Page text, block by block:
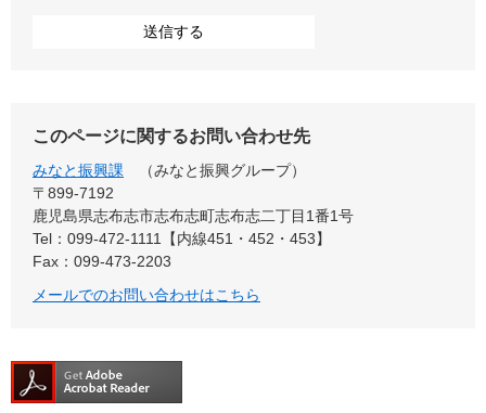
このページに関するお問い合わせ先
みなと振興課
みなと振興グループ
〒899-7192
鹿児島県志布志市志布志町志布志二丁目1番1号
Tel：099-472-1111【内線451・452・453】
Fax：099-473-2203
メールでのお問い合わせはこちら